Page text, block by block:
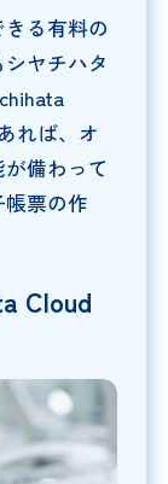
る有料の
ヤチハタ
れば、オ
備わって
票の作
Cloud